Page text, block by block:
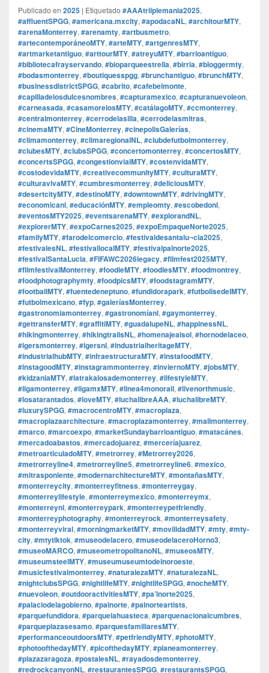
Publicado en 2025 | Etiquetado #AAAtriiplemania2025,
#affluentSPGG, #americana.mxcity, #apodacaNL, #architourMTY,
#arenaMonterrey, #arenamty, #artbusmetro,
#artecontemporáneoMTY, #arteMTY, #artgenresMTY,
#artmarketantiguo, #arttourMTY, #atreyuMTY, #barrioantiguo,
#bibliotecafrayservando, #bioparqueestrella, #birria, #bloggermty,
#bodasmonterrey, #boutiquesspgg, #brunchantiguo, #brunchMTY,
#businessdistrictSPGG, #cabrito, #cafebelmonte,
#capilladelosdulcesnombres, #capturamexico, #capturanuevoleon,
#carneasada, #casamorelosMTY, #catálagoMTY, #ccmonterrey,
#centralmonterrey, #cerrodelasilla, #cerrodelasmitras,
#cinemaMTY, #CineMonterrey, #cinepolisGalerías,
#climamonterrey, #climaregionalNL, #clubdefutbolmonterrey,
#clubesMTY, #clubsSPGG, #concertomonterrey, #concertosMTY,
#concertsSPGG, #congestionvialMTY, #costenvidaMTY,
#costodevidaMTY, #creativecommunityMTY, #culturaMTY,
#culturavivaMTY, #cumbresmonterrey, #deliciousMTY,
#desertcityMTY, #destinoMTY, #downtownMTY, #drivingMTY,
#economicanl, #educaciónMTY, #empleomty, #escobedonl,
#eventosMTY2025, #eventsarenaMTY, #explorandNL,
#explorerMTY, #expoCarnes2025, #expoEmpaqueNorte2025,
#familyMTY, #farodelcomercio, #festivaldesantalu¬cia2025,
#festivalesNL, #festivallocalMTY, #festivalpalnorte2025,
#festivalSantaLucia, #FIFAWC2026legacy, #filmfest2025MTY,
#filmfestivalMonterrey, #foodieMTY, #foodiesMTY, #foodmontrey,
#foodphotographymty, #foodpicsMTY, #foodstagramMTY,
#footballMTY, #fuentedeneptuno, #fundidorapark, #futbolisedelMTY,
#futbolmexicano, #fyp, #galeríasMonterrey,
#gastronomiamonterrey, #gastronomíanl, #gaymonterrey,
#gettransferMTY, #graffitiMTY, #guadalupeNL, #happinessNL,
#hikingmonterrey, #hikingtrailsNL, #homenajealsol, #hornodelaceo,
#igersmonterrey, #igersnl, #industrialheritageMTY,
#industrialhubMTY, #infraestructuraMTY, #instafoodMTY,
#instagoodMTY, #instagrammonterrey, #inviernoMTY, #jobsMTY,
#kidzaniaMTY, #latrakalosademonterrey, #lifestyleMTY,
#ligamonterrey, #ligamxMTY, #linea4monorail, #livenorthmusic,
#losatarantados, #loveMTY, #luchalibreAAA, #luchalibreMTY,
#luxurySPGG, #macrocentroMTY, #macroplaza,
#macroplazaarchitecture, #macroplazamonterrey, #mallmonterrey,
#marco, #marcoexpo, #marketSundaybarrioantiguo, #matacánes,
#mercadoabastos, #mercadojuarez, #merceríajuarez,
#metroarticuladoMTY, #metrorrey, #Metrorrey2026,
#metrorreyline4, #metrorreyline5, #metrorreyline6, #mexico,
#mitrasponiente, #modernarchitectureMTY, #montañasMTY,
#monterreycity, #monterreyfitness, #monterreygay,
#monterreylifestyle, #monterreymexico, #monterreymx,
#monterreynl, #monterreypark, #monterreypetfriendly,
#monterreyphotography, #monterreyrock, #monterreysafety,
#monterreyviral, #morningmarketMTY, #movilidadMTY, #mty, #mty-
city, #mtytiktok, #museodelacero, #museodelaceroHorno3,
#museoMARCO, #museometropolitanoNL, #museosMTY,
#museumsteelMTY, #museumuseumtodelnoroeste,
#musicfestivalmonterrey, #naturalezaMTY, #naturalezaNL,
#nightclubsSPGG, #nightlifeMTY, #nightlifeSPGG, #nocheMTY,
#nuevoleon, #outdooractivitiesMTY, #pa’lnorte2025,
#palaciodelagobierno, #palnorte, #palnorteartists,
#parquefundidora, #parquelahuasteca, #parquenacionalcumbres,
#parqueplazasesamo, #parquesfamiliaresMTY,
#performanceoutdoorsMTY, #petfriendlyMTY, #photoMTY,
#photoofthedayMTY, #picofthedayMTY, #planeamonterrey,
#plazazaragoza, #postalesNL, #rayadosdemonterrey,
#redrockcanyonNL, #restaurantesSPGG, #restaurantsSPGG,